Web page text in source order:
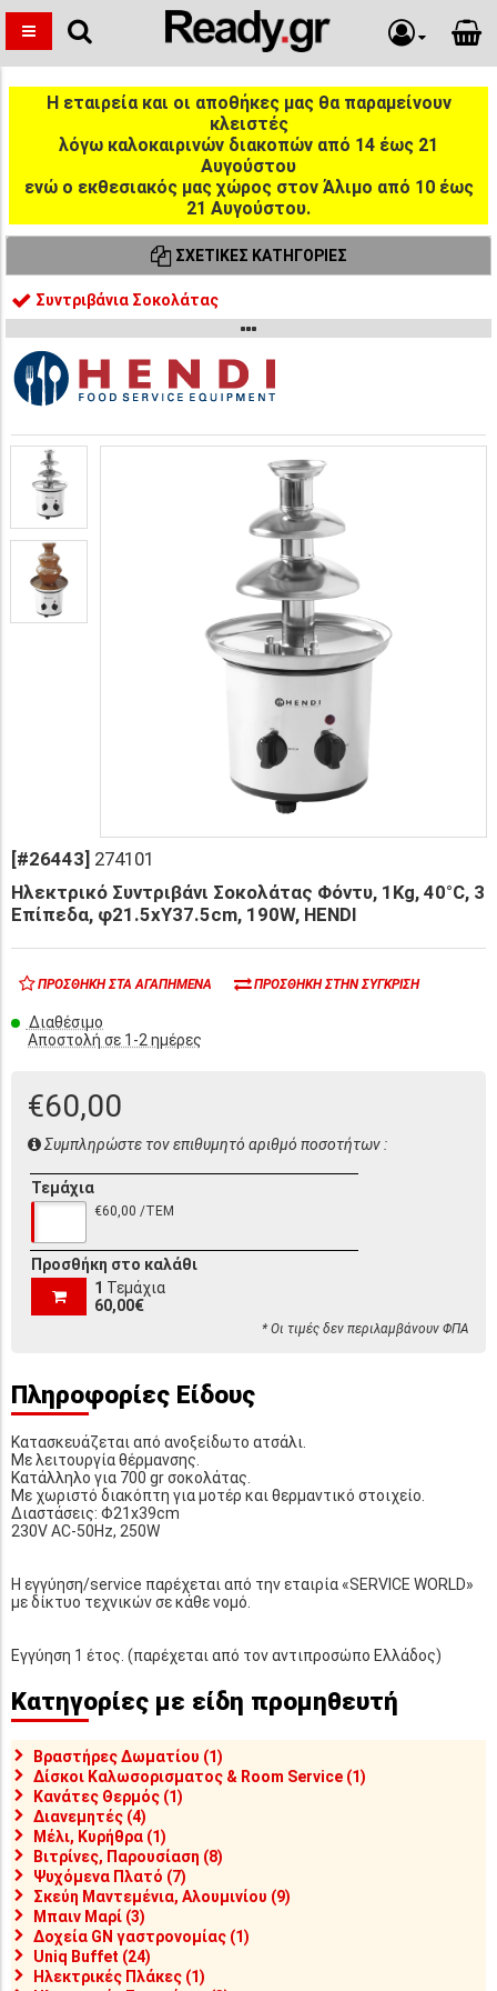
Η εταιρεία και οι αποθήκες μας θα παραμείνουν
κλειστές
λόγω καλοκαιρινών διακοπών από 14 έως 21
Αυγούστου
ενώ ο εκθεσιακός μας χώρος στον Άλιμο από 10 έως
21 Αυγούστου.
ΣΧΕΤΙΚΈΣ ΚΑΤΗΓΟΡΊΕΣ
Συντριβάνια Σοκολάτας
[#26443] 274101
Ηλεκτρικό Συντριβάνι Σοκολάτας Φόντυ, 1Kg, 40°C, 3
Επίπεδα, φ21.5xΥ37.5cm, 190W, HENDI
ΠΡΟΣΘΉΚΗ ΣΤΑ ΑΓΑΠΗΜΈΝΑ ΠΡΟΣΘΉΚΗ ΣΤΗΝ ΣΎΓΚΡΙΣΗ
Διαθέσιμο
Αποστολή σε 1-2 ημέρες
€60,00
Συμπληρώστε τον επιθυμητό αριθμό ποσοτήτων :
Τεμάχια
€60,00 /ΤΕΜ
Προσθήκη στο καλάθι
1 Τεμάχια
60,00€
* Οι τιμές δεν περιλαμβάνουν ΦΠΑ
Πληροφορίες Είδους
Κατασκευάζεται από ανοξείδωτο ατσάλι.
Με λειτουργία θέρμανσης.
Κατάλληλο για 700 gr σοκολάτας.
Με χωριστό διακόπτη για μοτέρ και θερμαντικό στοιχείο.
Διαστάσεις: Φ21x39cm
230V AC-50Hz, 250W
Η εγγύηση/service παρέχεται από την εταιρία «SERVICE WORLD»
με δίκτυο τεχνικών σε κάθε νομό.
Εγγύηση 1 έτος. (παρέχεται από τον αντιπροσώπο Ελλάδος)
Κατηγορίες με είδη προμηθευτή
Βραστήρες Δωματίου (1)
Δίσκοι Καλωσορισματος & Room Service (1)
Κανάτες Θερμός (1)
Διανεμητές (4)
Μέλι, Κυρήθρα (1)
Βιτρίνες, Παρουσίαση (8)
Ψυχόμενα Πλατό (7)
Σκεύη Μαντεμένια, Αλουμινίου (9)
Μπαιν Μαρί (3)
Δοχεία GN γαστρονομίας (1)
Uniq Buffet (24)
Ηλεκτρικές Πλάκες (1)